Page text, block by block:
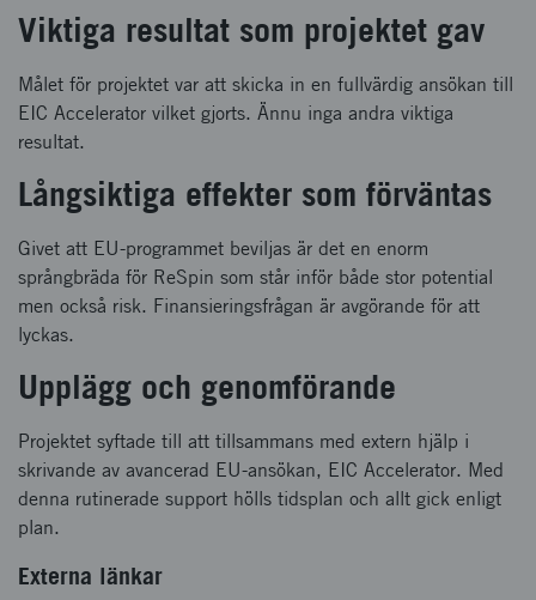
Viktiga resultat som projektet gav
Målet för projektet var att skicka in en fullvärdig ansökan till
EIC Accelerator vilket gjorts. Ännu inga andra viktiga
resultat.
Långsiktiga effekter som förväntas
Givet att EU-programmet beviljas är det en enorm
språngbräda för ReSpin som står inför både stor potential
men också risk. Finansieringsfrågan är avgörande för att
lyckas.
Upplägg och genomförande
Projektet syftade till att tillsammans med extern hjälp i
skrivande av avancerad EU-ansökan, EIC Accelerator. Med
denna rutinerade support hölls tidsplan och allt gick enligt
plan.
Externa länkar